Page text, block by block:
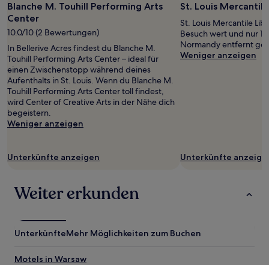
Blanche M. Touhill Performing Arts
Center
10.0/10 (2 Bewertungen)
In Bellerive Acres findest du Blanche M.
Touhill Performing Arts Center – ideal für
einen Zwischenstopp während deines
Aufenthalts in St. Louis. Wenn du Blanche M.
Touhill Performing Arts Center toll findest,
wird Center of Creative Arts in der Nähe dich
begeistern.
Weniger anzeigen
Unterkünfte anzeigen
St. Louis
St. Louis Mercantile
Besuch wert und nur
Normandy entfernt
Weniger anzeigen
Unterkünfte
Weiter erkunden
UnterkünfteMehr Möglichkeiten zum Buchen
Motels in Warsaw